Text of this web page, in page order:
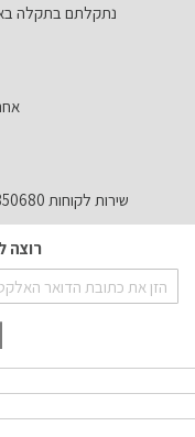
נתקלתם בתקלה באתר?
שירות לקוחות 04-6350680 שלוחה 112, א'-ה', 16:00-08:00
רוצה
Sign
Up
Newsletter: